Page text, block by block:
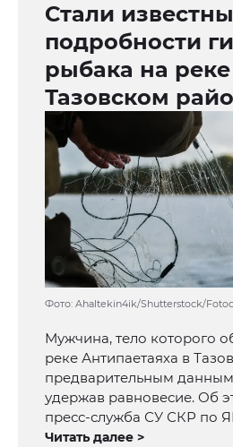
Стали известны
подробности
рыбака на реке
Тазовском
Фото: Ahaltekin4ik/Shutterstock/
Мужчина, тело которого
реке Антипаетаяха в
предварительным
удержав равновесие. Об
пресс-служба СУ СКР по
Читать далее >